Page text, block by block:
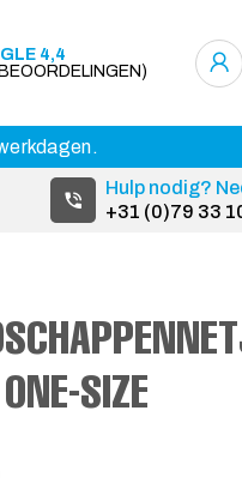
4,4
Hulp nodig?
+31 (0)79 33
SIZE